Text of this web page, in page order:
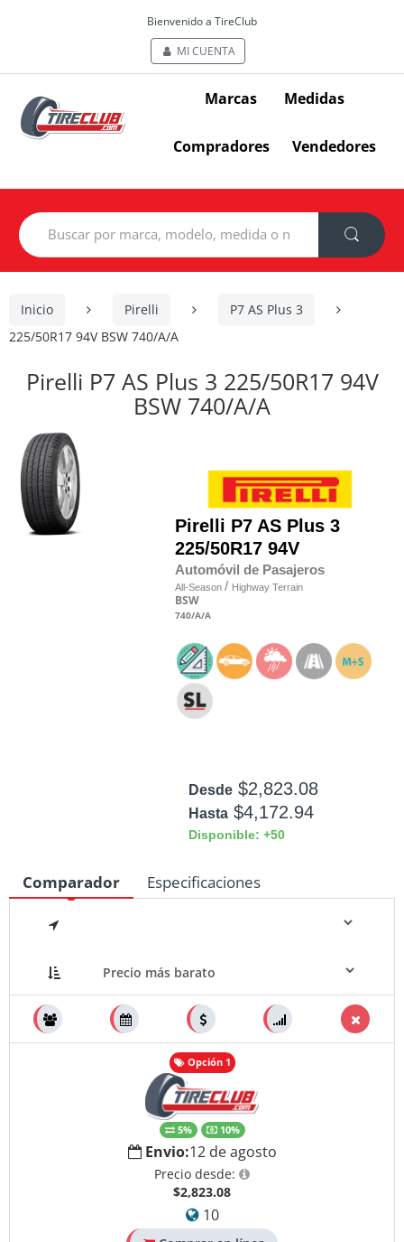
Bienvenido a TireClub
MI CUENTA
Marcas Medidas
Compradores Vendedores
Search
for:
Inicio Pirelli
P7 AS Plus 3
225/50R17 94V BSW 740/A/A
Pirelli P7 AS Plus 3 225/50R17 94V
BSW 740/A/A
Pirelli P7 AS Plus 3
225/50R17 94V
Automóvil de Pasajeros
All-Season / Highway Terrain
BSW
740/A/A
Desde $2,823.08
Hasta $4,172.94
Disponible: +50
Comparador Especificaciones
Opción 1
5% 10%
Envio:12 de agosto
Precio desde:
$2,823.08
10